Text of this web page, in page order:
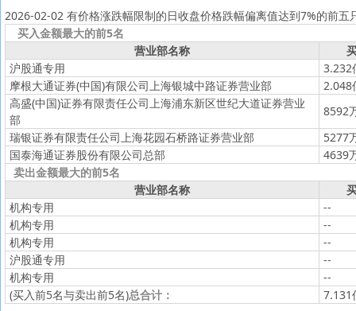
2026-02-02 有价格涨跌幅限制的日收盘价格跌幅偏离值达到7%的前五
买入金额最大的前5名
营业部名称
沪股通专用
3.232
摩根大通证券(中国)有限公司上海银城中路证券营业部
2.048
高盛(中国)证券有限责任公司上海浦东新区世纪大道证券营业
部
8592
瑞银证券有限责任公司上海花园石桥路证券营业部
5277
国泰海通证券股份有限公司总部
4639
卖出金额最大的前5名
营业部名称
机构专用
--
机构专用
--
机构专用
--
沪股通专用
--
机构专用
--
(买入前5名与卖出前5名)总合计：
7.131